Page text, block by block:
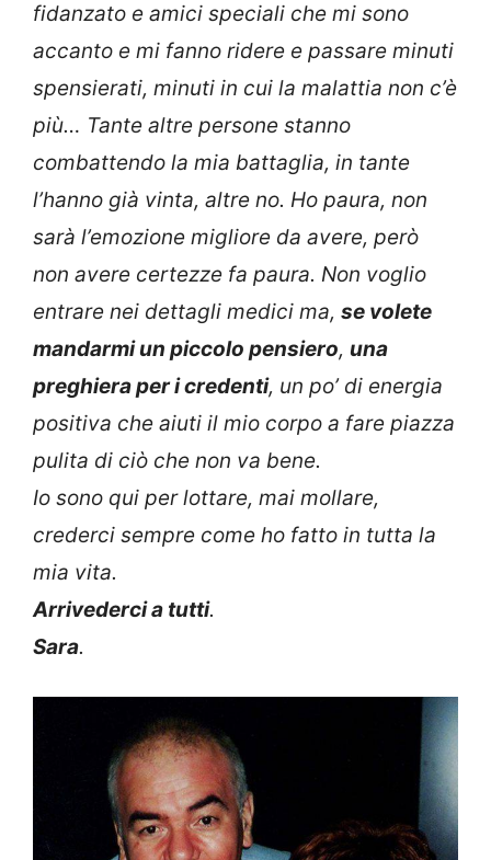
fidanzato e amici speciali che mi sono
accanto e mi fanno ridere e passare minuti
spensierati, minuti in cui la malattia non c’è
più… Tante altre persone stanno
combattendo la mia battaglia, in tante
l’hanno già vinta, altre no. Ho paura, non
sarà l’emozione migliore da avere, però
non avere certezze fa paura. Non voglio
entrare nei dettagli medici ma, se volete
mandarmi un piccolo pensiero, una
preghiera per i credenti, un po’ di energia
positiva che aiuti il mio corpo a fare piazza
pulita di ciò che non va bene.
Io sono qui per lottare, mai mollare,
crederci sempre come ho fatto in tutta la
mia vita.
Arrivederci a tutti.
Sara.